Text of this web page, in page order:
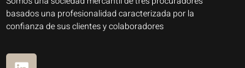
basados una profesionalidad caracterizada por la
confianza de sus clientes y colaboradores